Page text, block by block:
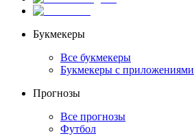
Букмекеры
Все букмекеры
Букмекеры с приложениями
Прогнозы
Все прогнозы
Футбол